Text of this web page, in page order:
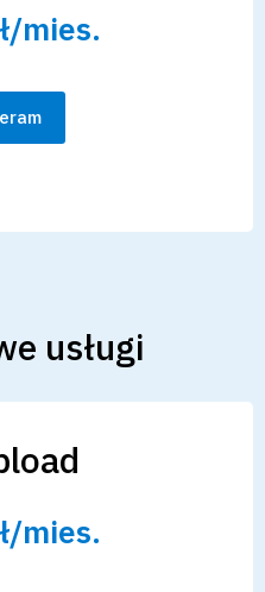
mies.
usługi
mies.